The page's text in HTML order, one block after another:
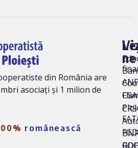
din România are
asociați și 1 milion de
românească
ne